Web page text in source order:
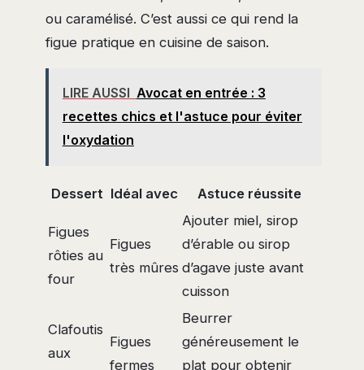
ou caramélisé. C’est aussi ce qui rend la
figue pratique en cuisine de saison.
LIRE AUSSI Avocat en entrée : 3
recettes chics et l'astuce pour éviter
l'oxydation
Dessert Idéal avec Astuce réussite
Figues
rôties au
four
Figues
très mûres
Ajouter miel, sirop
d’érable ou sirop
d’agave juste avant
cuisson
Clafoutis
aux
Figues
fermes
Beurrer
généreusement le
plat pour obtenir